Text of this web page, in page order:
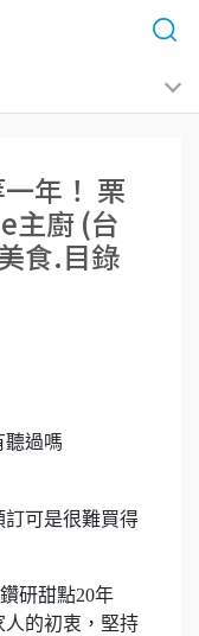
年！ 栗
主廚 (台
食.目錄
聽過嗎
可是很難買得
鑽研甜點20年
人的初衷，堅持